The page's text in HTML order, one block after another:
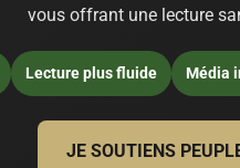
vous offrant une lecture
Lecture plus fluide Média
JE SOUTIENS